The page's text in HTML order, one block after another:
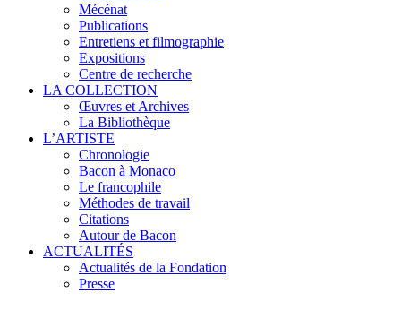
Mécénat
Publications
Entretiens et filmographie
Expositions
Centre de recherche
LA COLLECTION
Œuvres et Archives
La Bibliothèque
L’ARTISTE
Chronologie
Bacon à Monaco
Le francophile
Méthodes de travail
Citations
Autour de Bacon
ACTUALITÉS
Actualités de la Fondation
Presse